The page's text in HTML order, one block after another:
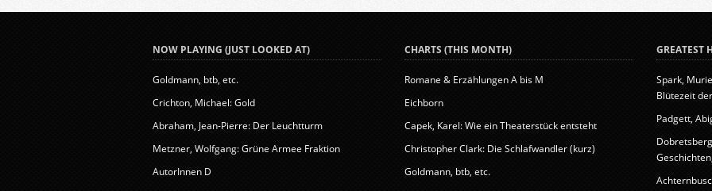
NOW PLAYING (JUST LOOKED AT)
Goldmann, btb, etc.
Crichton, Michael: Gold
Abraham, Jean-Pierre: Der Leuchtturm
Metzner, Wolfgang: Grüne Armee Fraktion
AutorInnen D
CHARTS (THIS MONTH)
Romane & Erzählungen A bis M
Eichborn
Capek, Karel: Wie ein Theaterstück entsteht
Christopher Clark: Die Schlafwandler (kurz)
Goldmann, btb, etc.
GREATEST
Spark,
Blütezeit
Padgett,